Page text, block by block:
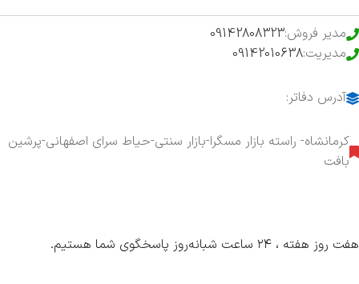
مدیر فروش:09142808323
مدیریت:09142010638
آدرس دفاتر:
کرمانشاه- راسته بازار مسگرا-بازار سنتی-حیاط سرای اصفهانی-پرشین
بافت
هفت روز هفته ، ۲۴ ساعت شبانه‌روز پاسخگوی شما هستیم.